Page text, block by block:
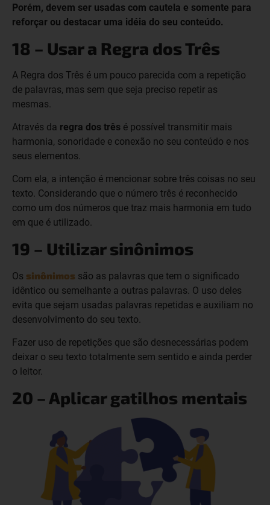
Porém, devem ser usadas com cautela e somente para
reforçar ou destacar uma idéia do seu conteúdo.
18 – Usar a Regra dos Três
A Regra dos Três é um pouco parecida com a repetição
de palavras, mas sem que seja preciso repetir as
mesmas.
Através da regra dos três é possível transmitir mais
harmonia, sonoridade e conexão no seu conteúdo e nos
seus elementos.
Com ela, a intenção é mencionar sobre três coisas no seu
texto. Considerando que o número três é reconhecido
como um dos números que traz mais harmonia em tudo
em que é utilizado.
19 – Utilizar sinônimos
Os sinônimos são as palavras que tem o significado
idêntico ou semelhante a outras palavras. O uso deles
evita que sejam usadas palavras repetidas e auxiliam no
desenvolvimento do seu texto.
Fazer uso de repetições que são desnecessárias podem
deixar o seu texto totalmente sem sentido e ainda perder
o leitor.
20 – Aplicar gatilhos mentais